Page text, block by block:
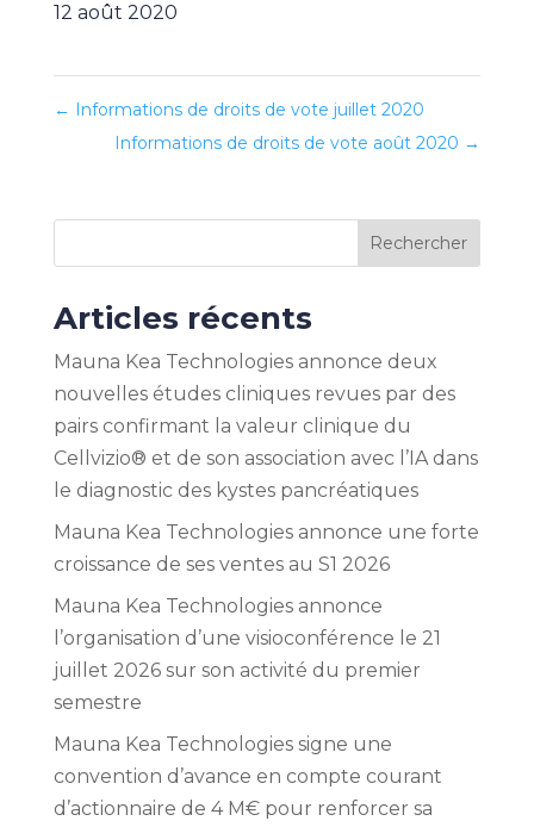
12 août 2020
← Informations de droits de vote juillet 2020
Informations de droits de vote août 2020 →
Rechercher
Articles récents
Mauna Kea Technologies annonce deux
nouvelles études cliniques revues par des
pairs confirmant la valeur clinique du
Cellvizio® et de son association avec l’IA dans
le diagnostic des kystes pancréatiques
Mauna Kea Technologies annonce une forte
croissance de ses ventes au S1 2026
Mauna Kea Technologies annonce
l’organisation d’une visioconférence le 21
juillet 2026 sur son activité du premier
semestre
Mauna Kea Technologies signe une
convention d’avance en compte courant
d’actionnaire de 4 M€ pour renforcer sa